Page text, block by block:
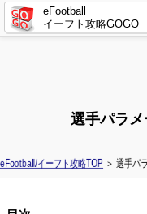
eFootball
イーフト攻略GOGO
選手パラ
eFootball/イーフト攻略TOP ＞ 選手パ